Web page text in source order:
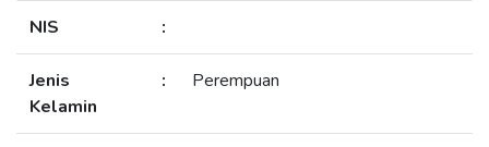
NIS :
Jenis
Kelamin
: Perempuan